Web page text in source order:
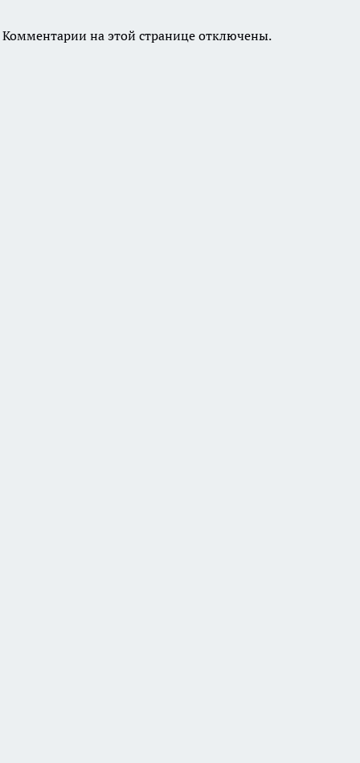
Комментарии на этой странице отключены.